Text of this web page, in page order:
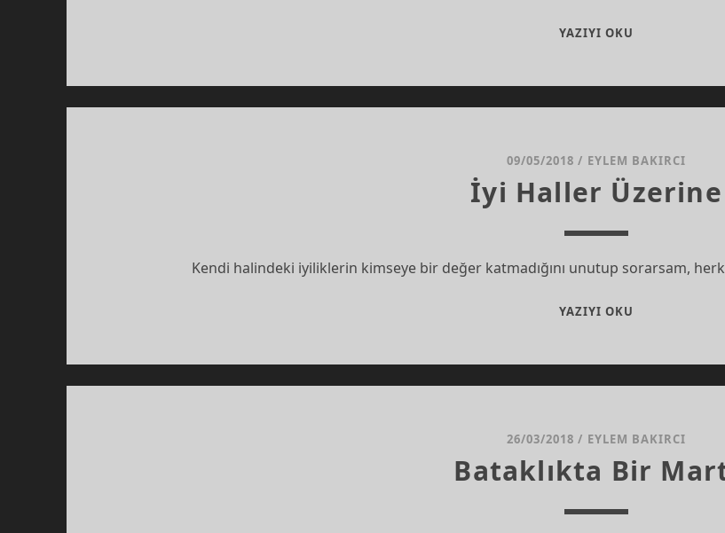
YAZIYI OKU
09/05/2018 / EYLEM BAKIRCI
İyi Haller Üzerine
Kendi halindeki iyiliklerin kimseye bir değer katmadığını unutup sorarsam,
YAZIYI OKU
26/03/2018 / EYLEM BAKIRCI
Bataklıkta Bir